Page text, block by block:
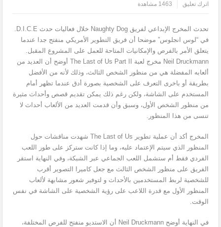
اترك تعليق
1463 مشاهدة
تحدث المخرج الإبداعي لفريق Naughty Dog خلال فعاليات حدث D.I.C.E.
في “لوس انجلوس” موضحا أن فريق التطوير الأمريكي منفتح جدا عندما
يتعلق الأمر بالفرص والإمكانيات المتاحة للعمل على المشروع المقبل.
Neil Druckmann مخرج لعبة The Last of Us Part II أوضح أن العديد من
ألعابه المفضلة هي من منظور الشخص الثالث، وذلك لأنه من الأفضل
بطريقة أو باخرى التعرف على الشخصية بصورة أدق عندما تظهر أمام
المستخدم على الشاشة، ولكن رغم ذلك يمكن تقديم قصص وأحداث مثيرة
من منظور الشخص الأول، وسبق وأن قدمت العديد من الألعاب أحداث لا
تنسى من هذا المنظور.
المخرج أكد أن عملية تطوير The Last of Us شهدت مناقشات حول
المنظور الذي سيتم الإعتماد عليه، وما إذا كانت ستركز على طور اللعب
الفردي فقط أم ستشمل اللعب الجماعي عبر الشبكة، وفي النهاية استقر
الفريق على منظور الشخص الثالث مع جعل كاميرا التصوير أقرب
للشخصية لربط المستخدمين بالأحداث و لتوفير شعور مشابهة لألعاب
المنظور الأول مع قدرة اللاعب على رؤية الشخصية على الشاشة في نفس
الوقت.
في النهاية أوضح Neil Druckmann أن الاستديو منفتح للفرص المختلفة،